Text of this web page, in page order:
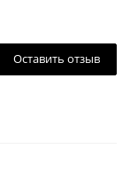
Оставить отзыв